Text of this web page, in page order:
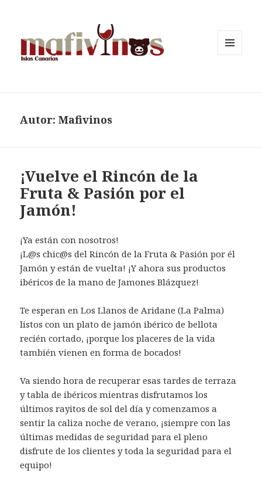
Autor:Mafivinos
¡Vuelve el Rincón de la
Fruta & Pasión por el
Jamón!
¡Ya están con nosotros!
¡L@s chic@s delRincón de la Fruta & Pasión por él
Jamón y están de vuelta! ¡Y ahora sus productos
ibéricos de la mano deJamones Blázquez!
Te esperan en Los Llanos de Aridane (La Palma)
listos con un plato de jamón ibérico de bellota
recién cortado, ¡porque los placeres de la vida
también vienen en forma de bocados!
Va siendo hora de recuperar esas tardes de terraza
y tabla de ibéricos mientras disfrutamos los
últimos rayitos de sol del día y comenzamos a
sentir la caliza noche de verano, ¡siempre con las
últimas medidas de seguridad para el pleno
disfrute de los clientes y toda la seguridad para el
equipo!